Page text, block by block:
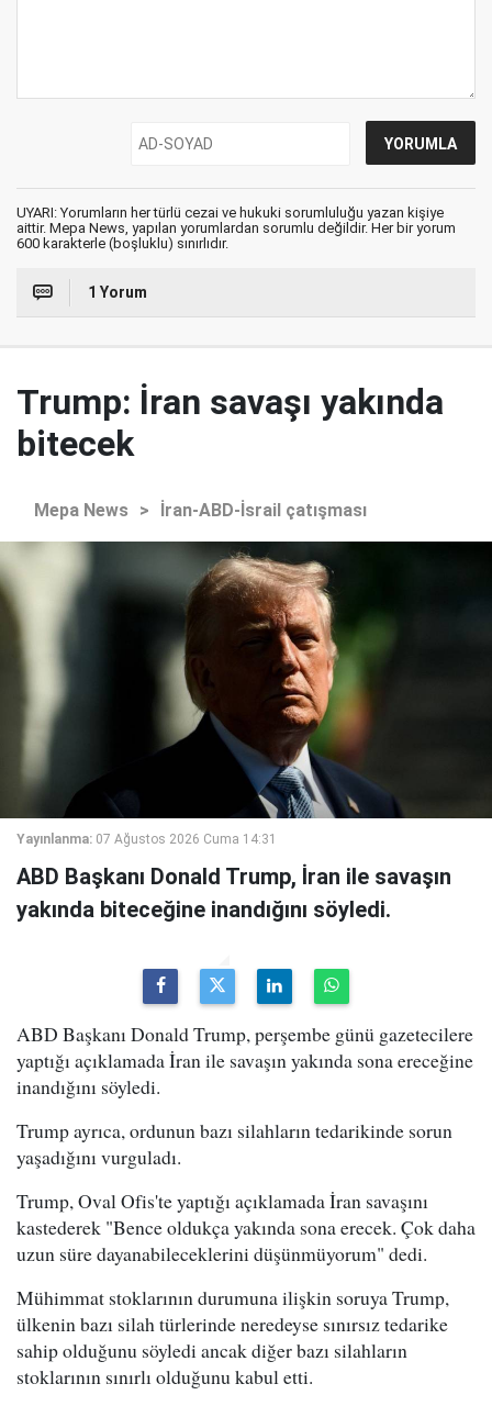
UYARI: Yorumların her türlü cezai ve hukuki sorumluluğu yazan kişiye
aittir. Mepa News, yapılan yorumlardan sorumlu değildir. Her bir yorum
600 karakterle (boşluklu) sınırlıdır.
1 Yorum
Trump: İran savaşı yakında
bitecek
Mepa News > İran-ABD-İsrail çatışması
Yayınlanma: 07 Ağustos 2026 Cuma 14:31
ABD Başkanı Donald Trump, İran ile savaşın
yakında biteceğine inandığını söyledi.
ABD Başkanı Donald Trump, perşembe günü gazetecilere
yaptığı açıklamada İran ile savaşın yakında sona ereceğine
inandığını söyledi.
Trump ayrıca, ordunun bazı silahların tedarikinde sorun
yaşadığını vurguladı.
Trump, Oval Ofis'te yaptığı açıklamada İran savaşını
kastederek "Bence oldukça yakında sona erecek. Çok daha
uzun süre dayanabileceklerini düşünmüyorum" dedi.
Mühimmat stoklarının durumuna ilişkin soruya Trump,
ülkenin bazı silah türlerinde neredeyse sınırsız tedarike
sahip olduğunu söyledi ancak diğer bazı silahların
stoklarının sınırlı olduğunu kabul etti.